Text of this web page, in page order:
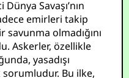
Savaşı’nın
emirleri takip
savunma olmadığını
Askerler, özellikle
yasadışı
Bu ilke,